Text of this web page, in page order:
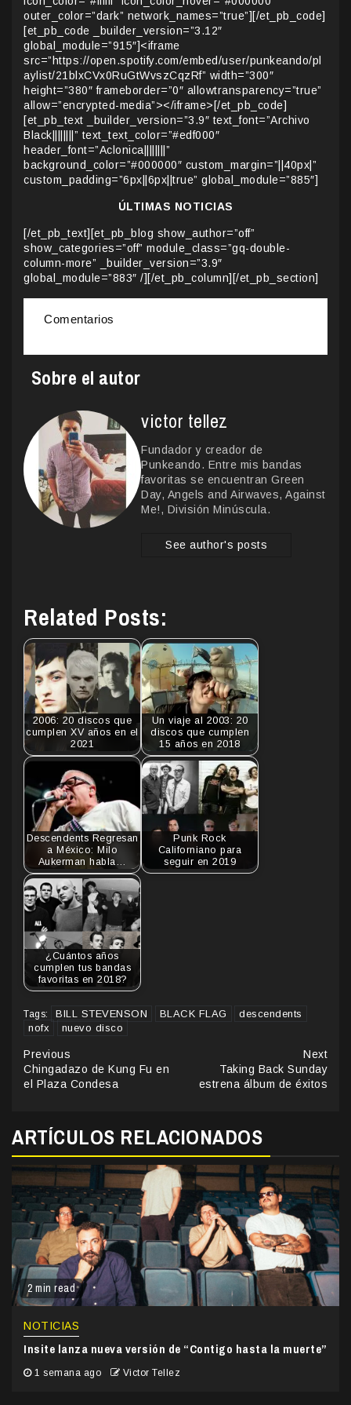
outer_color=”dark” network_names=”true”][/et_pb_code]
[et_pb_code _builder_version=”3.12″
global_module=”915″]<iframe
src=”https://open.spotify.com/embed/user/punkeando/pl
aylist/21blxCVx0RuGtWvszCqzRf” width=”300″
height=”380″ frameborder=”0″ allowtransparency=”true”
allow=”encrypted-media”></iframe>[/et_pb_code]
[et_pb_text _builder_version=”3.9″ text_font=”Archivo
Black||||||||” text_text_color=”#edf000″
header_font=”Aclonica||||||||”
background_color=”#000000″ custom_margin=”||40px|”
custom_padding=”6px||6px||true” global_module=”885″]
ÚLTIMAS NOTICIAS
[/et_pb_text][et_pb_blog show_author=”off”
show_categories=”off” module_class=”gq-double-
column-more” _builder_version=”3.9″
global_module=”883″ /][/et_pb_column][/et_pb_section]
Comentarios
Sobre el autor
victor tellez
Fundador y creador de
Punkeando. Entre mis bandas
favoritas se encuentran Green
Day, Angels and Airwaves, Against
Me!, División Minúscula.
See author's posts
Related Posts:
2006: 20 discos que
cumplen XV años en el
2021
Un viaje al 2003: 20
discos que cumplen
15 años en 2018
Descendents Regresan
a México: Milo
Aukerman habla…
Punk Rock
Californiano para
seguir en 2019
¿Cuántos años
cumplen tus bandas
favoritas en 2018?
Tags: BILL STEVENSON BLACK FLAG
descendents
nofx
nuevo disco
Continue
Reading
Previous
Chingadazo de Kung Fu en
el Plaza Condesa
Next
Taking Back Sunday
estrena álbum de éxitos
ARTÍCULOS RELACIONADOS
2 min read
NOTICIAS
Insite lanza nueva versión de “Contigo hasta la muerte”
1 semana ago Victor Tellez